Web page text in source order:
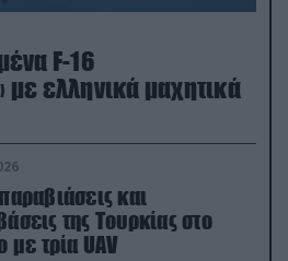
F-16
ελληνικά μαχητικά
και
της Τουρκίας στο
με τρία UAV